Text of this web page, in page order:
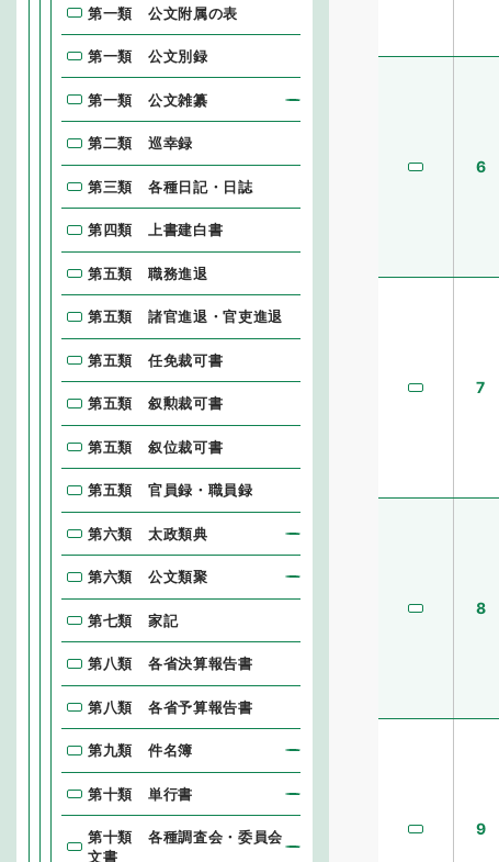
6
7
8
9
第一類 公文附属の表
第一類 公文別録
第一類 公文雑纂
第二類 巡幸録
第三類 各種日記・日誌
第四類 上書建白書
第五類 職務進退
第五類 諸官進退・官吏進退
第五類 任免裁可書
第五類 叙勲裁可書
第五類 叙位裁可書
第五類 官員録・職員録
第六類 太政類典
第六類 公文類聚
第七類 家記
第八類 各省決算報告書
第八類 各省予算報告書
第九類 件名簿
第十類 単行書
第十類 各種調査会・委員会
文書